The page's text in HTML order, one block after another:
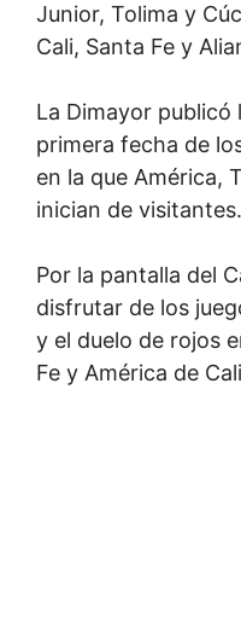
Junior, Tolima y
Cali, Santa Fe y
La Dimayor publicó
primera fecha de
en la que América,
inician de visitantes.
Por la pantalla del
disfrutar de los
y el duelo de rojos
Fe y América de